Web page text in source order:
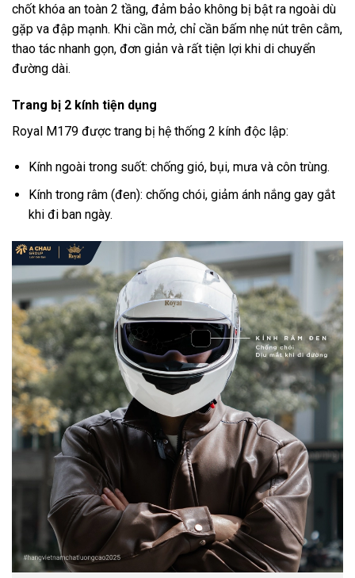
chốt khóa an toàn 2 tầng, đảm bảo không bị bật ra ngoài dù
gặp va đập mạnh. Khi cần mở, chỉ cần bấm nhẹ nút trên cằm,
thao tác nhanh gọn, đơn giản và rất tiện lợi khi di chuyển
đường dài.
Trang bị 2 kính tiện dụng
Royal M179 được trang bị hệ thống 2 kính độc lập:
Kính ngoài trong suốt: chống gió, bụi, mưa và côn trùng.
Kính trong râm (đen): chống chói, giảm ánh nắng gay gắt
khi đi ban ngày.